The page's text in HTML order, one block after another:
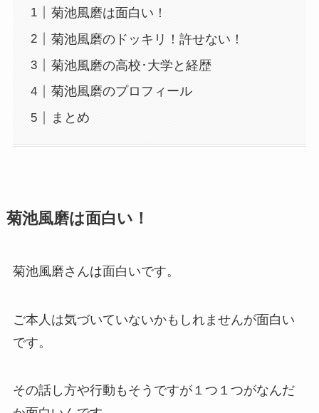
菊池風磨は面白い！
菊池風磨のドッキリ！許せない！
菊池風磨の高校･大学と経歴
菊池風磨のプロフィール
まとめ
菊池風磨は面白い！
菊池風磨さんは面白いです。
ご本人は気づいていないかもしれませんが面白い
です。
その話し方や行動もそうですが１つ１つがなんだ